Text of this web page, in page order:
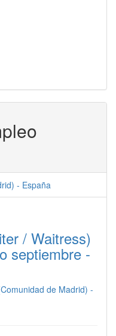
) - España
/ Waitress)
septiembre -
de Madrid) -